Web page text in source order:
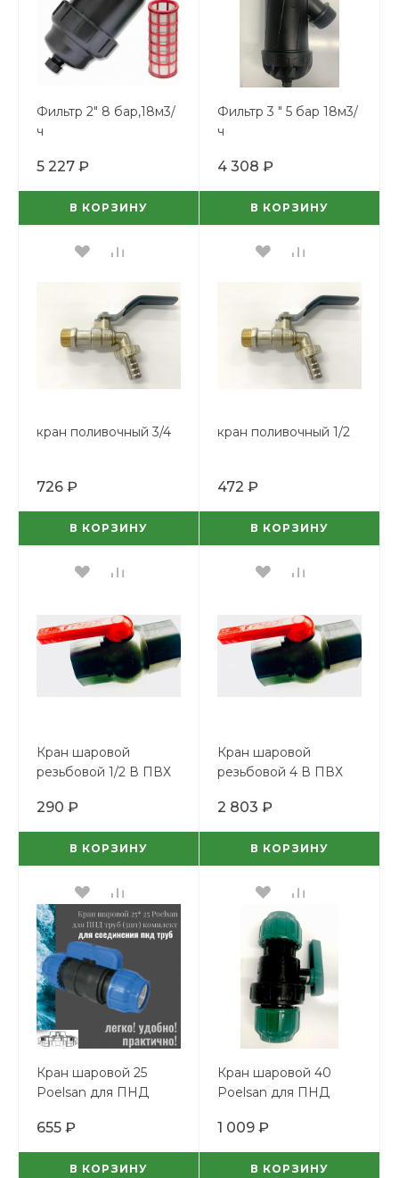
Фильтр 2" 8 бар,18м3/
ч
5 227 ₽
В КОРЗИНУ
Фильтр 3 " 5 бар 18м3/
ч
4 308 ₽
В КОРЗИНУ
кран поливочный 3/4
726 ₽
В КОРЗИНУ
кран поливочный 1/2
472 ₽
В КОРЗИНУ
Кран шаровой
резьбовой 1/2 В ПВХ
290 ₽
В КОРЗИНУ
Кран шаровой
резьбовой 4 В ПВХ
2 803 ₽
В КОРЗИНУ
Кран шаровой 25
Poelsan для ПНД
655 ₽
В КОРЗИНУ
Кран шаровой 40
Poelsan для ПНД
1 009 ₽
В КОРЗИНУ